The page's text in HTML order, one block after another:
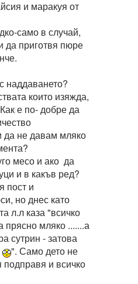
и маракуя от
само в случай,
да приготвя пюре
наддаването?
които изяжда,
е по- добре да
да не давам мляко
месо и ако да
и в какъв ред?
пост и
но днес като
л.л каза "всичко
мляко .......а
сутрин - затова
". Само дето не
подправя и всичко